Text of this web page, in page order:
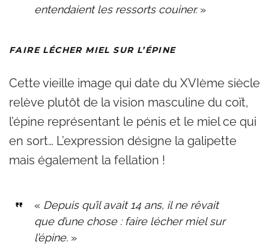
entendaient les ressorts couiner.»
FAIRE LÉCHER MIEL SUR L’ÉPINE
Cette vieille image qui date du XVIème siècle
relève plutôt de la vision masculine du coït,
l’épine représentant le pénis et le miel ce qui
en sort… L’expression désigne la galipette
mais également la fellation !
« Depuis qu’il avait 14 ans, il ne rêvait
que d’une chose : faire lécher miel sur
l’épine. »